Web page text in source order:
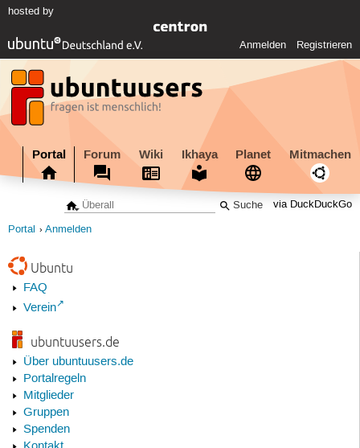
hosted by
Anmelden Registrieren
Portal Forum Wiki Ikhaya Planet Mitmachen
via DuckDuckGo
Portal Anmelden
Ubuntu
FAQ
Verein
ubuntuusers.de
Über ubuntuusers.de
Portalregeln
Mitglieder
Gruppen
Spenden